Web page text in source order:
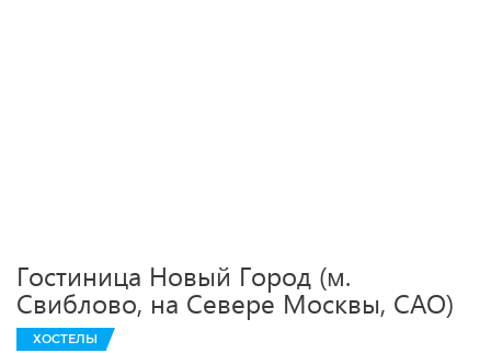
Гостиница Новый Город (м.
Свиблово, на Севере Москвы, САО)
ХОСТЕЛЫ